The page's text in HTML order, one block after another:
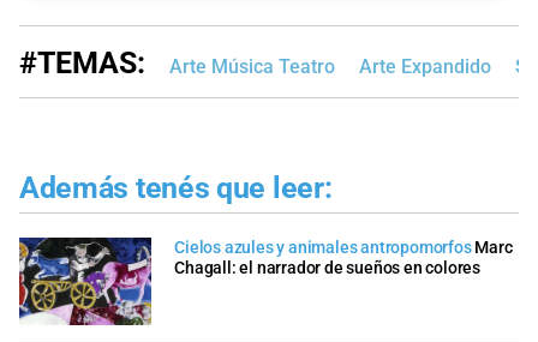
#TEMAS: Arte Música Teatro Arte Expandido
Además tenés que leer:
Cielos azules y animales antropomorfos Marc
Chagall: el narrador de sueños en colores